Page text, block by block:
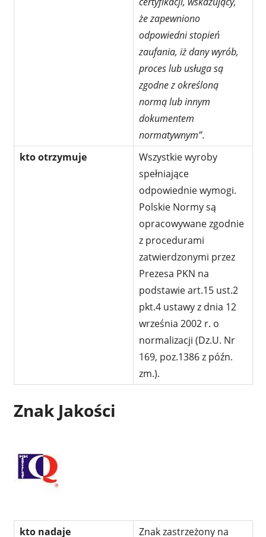
że zapewniono
odpowiedni stopień
zaufania, iż dany wyrób,
proces lub usługa są
zgodne z określoną
normą lub innym
dokumentem
normatywnym”.
kto otrzymuje
Wszystkie wyroby
spełniające
odpowiednie wymogi.
Polskie Normy są
opracowywane zgodnie
z procedurami
zatwierdzonymi przez
Prezesa PKN na
podstawie art.15 ust.2
pkt.4 ustawy z dnia 12
września 2002 r. o
normalizacji (Dz.U. Nr
169, poz.1386 z późn.
zm.).
Znak Jakości
kto nadaje
Znak zastrzeżony na